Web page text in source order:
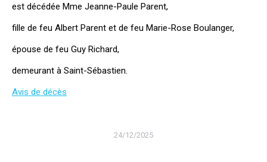
est décédée Mme Jeanne-Paule Parent,
fille de feu Albert Parent et de feu Marie-Rose Boulanger,
épouse de feu Guy Richard,
demeurant à Saint-Sébastien.
Avis de décès
24/12/2025